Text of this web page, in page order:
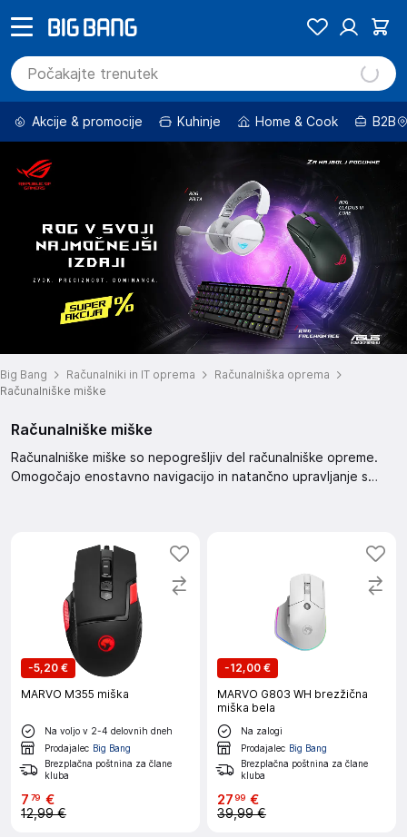
Akcije & promocije Kuhinje Home & Cook B2B
Big Bang Računalniki in IT oprema
Računalniška oprema
Računalniške miške
Računalniške miške
Računalniške miške so nepogrešljiv del računalniške opreme.
Omogočajo enostavno navigacijo in natančno upravljanje s
-5,20 €
MARVO M355 miška
Na voljo v 2-4 delovnih dneh
Prodajalec Big Bang
Brezplačna poštnina za člane
kluba
7 79 €
12,99 €
-12,00 €
MARVO G803 WH brezžična
miška bela
Na zalogi
Prodajalec Big Bang
Brezplačna poštnina za člane
kluba
2799 €
39,99 €